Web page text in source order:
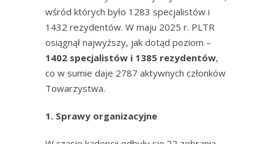
wśród których było 1283 specjalistów i
1432 rezydentów. W maju 2025 r. PLTR
osiągnął najwyższy, jak dotąd poziom –
1402 specjalistów i 1385 rezydentów,
co w sumie daje 2787 aktywnych członków
Towarzystwa.
1. Sprawy organizacyjne